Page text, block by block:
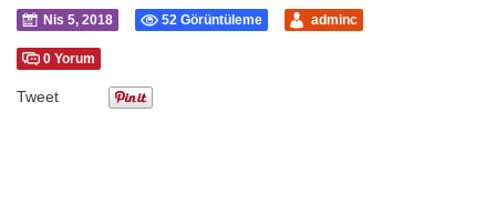
Nis 5, 2018 52 Görüntüleme adminc
0 Yorum
Tweet